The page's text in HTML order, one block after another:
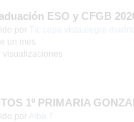
ESO y CFGB
por Tic cepa vistaalegre madrid
un mes
visualizaciones
por Alba T.